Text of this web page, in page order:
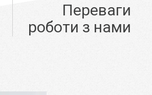
Переваги
роботи з нами